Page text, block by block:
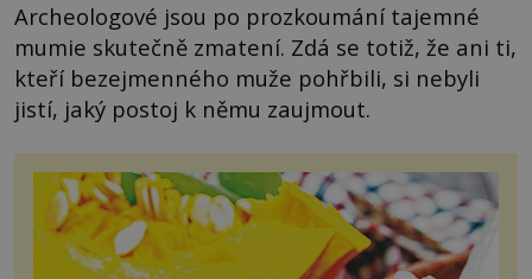
Archeologové jsou po prozkoumání tajemné
mumie skutečně zmatení. Zdá se totiž, že ani ti,
kteří bezejmenného muže pohřbili, si nebyli
jistí, jaký postoj k němu zaujmout.